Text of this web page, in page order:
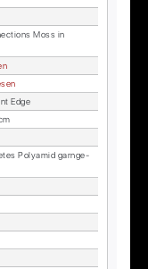
Moss in
Edge
Po­ly­amid garn­ge­